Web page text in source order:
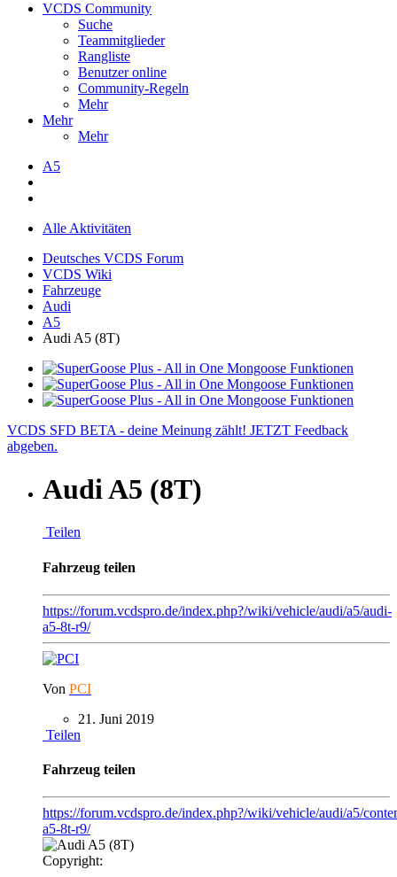
VCDS Community
Suche
Teammitglieder
Rangliste
Benutzer online
Community-Regeln
Mehr
Mehr
Mehr
A5
Alle Aktivitäten
Deutsches VCDS Forum
VCDS Wiki
Fahrzeuge
Audi
A5
Audi A5 (8T)
VCDS SFD BETA - deine Meinung zählt! JETZT Feedback
abgeben.
Audi A5 (8T)
Teilen
Fahrzeug teilen
https://forum.vcdspro.de/index.php?/wiki/vehicle/audi/a5/audi-
a5-8t-r9/
Von PCI
21. Juni 2019
Teilen
Fahrzeug teilen
https://forum.vcdspro.de/index.php?/wiki/vehicle/audi/a5/
a5-8t-r9/
Copyright: